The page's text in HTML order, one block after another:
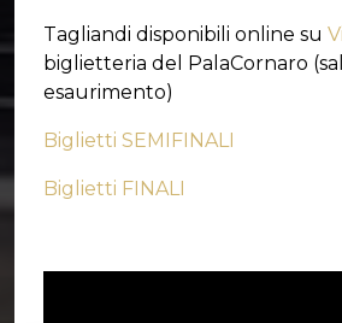
Tagliandi disponibili online su
biglietteria del PalaCornaro
esaurimento)
Biglietti SEMIFINALI
Biglietti FINALI